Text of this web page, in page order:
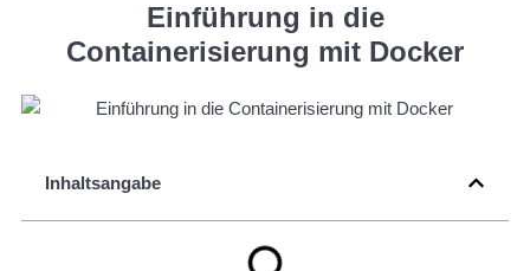
Einführung in die
Containerisierung mit Docker
Inhaltsangabe